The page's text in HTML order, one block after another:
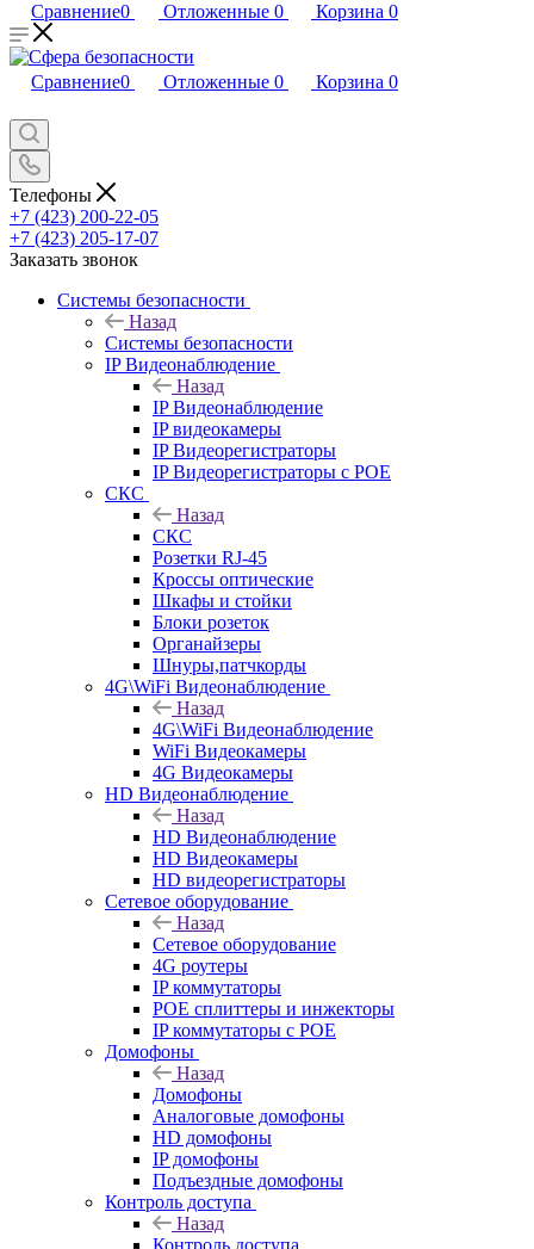
Сравнение0 Отложенные 0 Корзина 0
Сравнение0 Отложенные 0 Корзина 0
Телефоны
+7 (423) 200-22-05
+7 (423) 205-17-07
Заказать звонок
Системы безопасности
Назад
Системы безопасности
IP Видеонаблюдение
Назад
IP Видеонаблюдение
IP видеокамеры
IP Видеорегистраторы
IP Видеорегистраторы с POE
СКС
Назад
СКС
Розетки RJ-45
Кроссы оптические
Шкафы и стойки
Блоки розеток
Органайзеры
Шнуры,патчкорды
4G\WiFi Видеонаблюдение
Назад
4G\WiFi Видеонаблюдение
WiFi Видеокамеры
4G Видеокамеры
HD Видеонаблюдение
Назад
HD Видеонаблюдение
HD Видеокамеры
HD видеорегистраторы
Сетевое оборудование
Назад
Сетевое оборудование
4G роутеры
IP коммутаторы
POE сплиттеры и инжекторы
IP коммутаторы с POE
Домофоны
Назад
Домофоны
Аналоговые домофоны
HD домофоны
IP домофоны
Подъездные домофоны
Контроль доступа
Назад
Контроль доступа